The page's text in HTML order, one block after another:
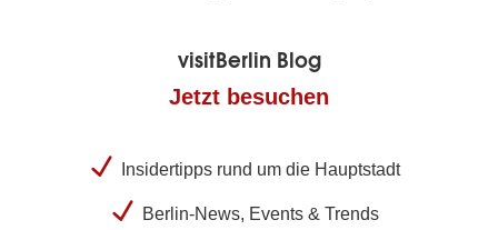
visitBerlin Blog
Jetzt besuchen
Insidertipps rund um die Hauptstadt
Berlin-News, Events & Trends